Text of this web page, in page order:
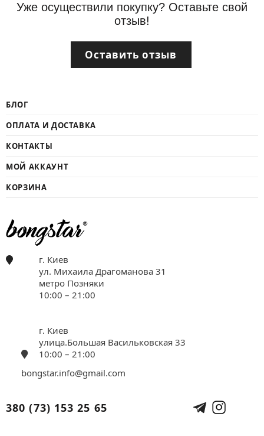
Уже осуществили покупку? Оставьте свой
отзыв!
Оставить отзыв
БЛОГ
ОПЛАТА И ДОСТАВКА
КОНТАКТЫ
МОЙ АККАУНТ
КОРЗИНА
г. Киев
ул. Михаила Драгоманова 31
метро Позняки
10:00 – 21:00
г. Киев
улица.Большая Васильковская 33
10:00 – 21:00
bongstar.info@gmail.com
380 (73) 153 25 65